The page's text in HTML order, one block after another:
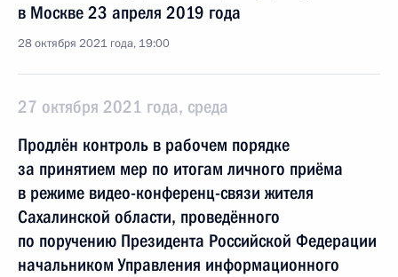
в Москве 23 апреля 2019 года
28 октября 2021 года, 19:00
27 октября 2021 года, среда
Продлён контроль в рабочем порядке
за принятием мер по итогам личного приёма
в режиме видео-конференц-связи жителя
Сахалинской области, проведённого
по поручению Президента Российской Федерации
начальником Управления информационного